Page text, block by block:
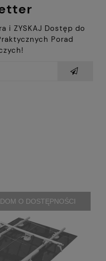
i ZYSKAJ Dostęp do
Porad
O DOSTĘPNOŚCI